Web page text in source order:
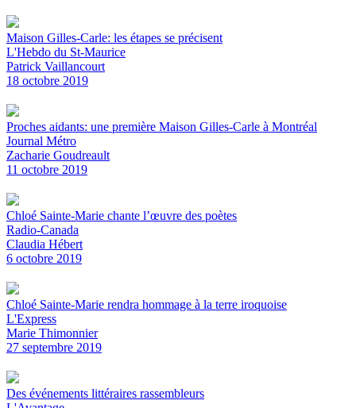
Maison Gilles-Carle: les étapes se précisent
L'Hebdo du St-Maurice
Patrick Vaillancourt
18 octobre 2019
Proches aidants: une première Maison Gilles-Carle à Montréal
Journal Métro
Zacharie Goudreault
11 octobre 2019
Chloé Sainte-Marie chante l’œuvre des poètes
Radio-Canada
Claudia Hébert
6 octobre 2019
Chloé Sainte-Marie rendra hommage à la terre iroquoise
L'Express
Marie Thimonnier
27 septembre 2019
Des événements littéraires rassembleurs